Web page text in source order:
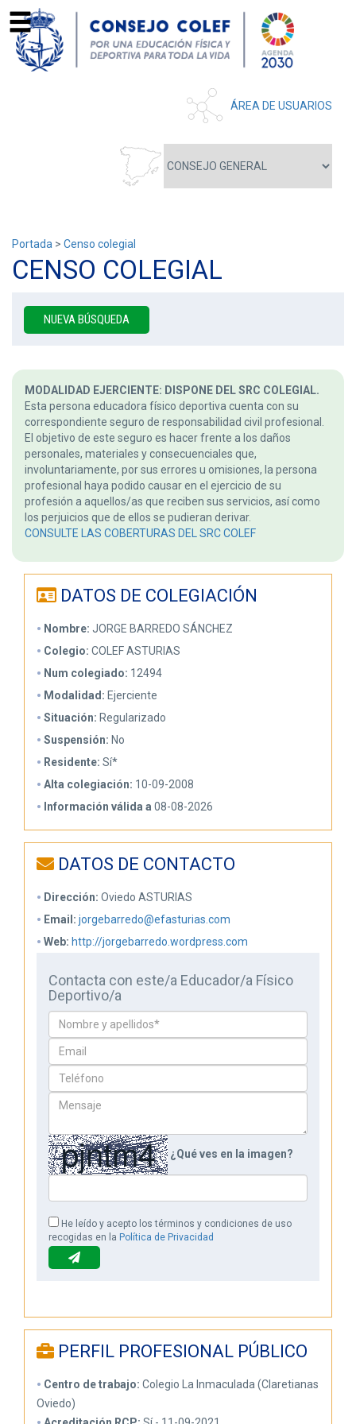
ÁREA DE USUARIOS
Portada > Censo colegial
CENSO COLEGIAL
NUEVA BÚSQUEDA
MODALIDAD EJERCIENTE: DISPONE DEL SRC COLEGIAL.
Esta persona educadora físico deportiva cuenta con su
correspondiente seguro de responsabilidad civil profesional.
El objetivo de este seguro es hacer frente a los daños
personales, materiales y consecuenciales que,
involuntariamente, por sus errores u omisiones, la persona
profesional haya podido causar en el ejercicio de su
profesión a aquellos/as que reciben sus servicios, así como
los perjuicios que de ellos se pudieran derivar.
CONSULTE LAS COBERTURAS DEL SRC COLEF
DATOS DE COLEGIACIÓN
Nombre: JORGE BARREDO SÁNCHEZ
Colegio: COLEF ASTURIAS
Num colegiado: 12494
Modalidad: Ejerciente
Situación: Regularizado
Suspensión: No
Residente: Sí*
Alta colegiación: 10-09-2008
Información válida a 08-08-2026
DATOS DE CONTACTO
Dirección: Oviedo ASTURIAS
Email: jorgebarredo@efasturias.com
Web: http://jorgebarredo.wordpress.com
Contacta con este/a Educador/a Físico
Deportivo/a
¿Qué ves en la imagen?
He leído y acepto los términos y condiciones de uso
recogidas en la Política de Privacidad
PERFIL PROFESIONAL PÚBLICO
Centro de trabajo: Colegio La Inmaculada (Claretianas
Oviedo)